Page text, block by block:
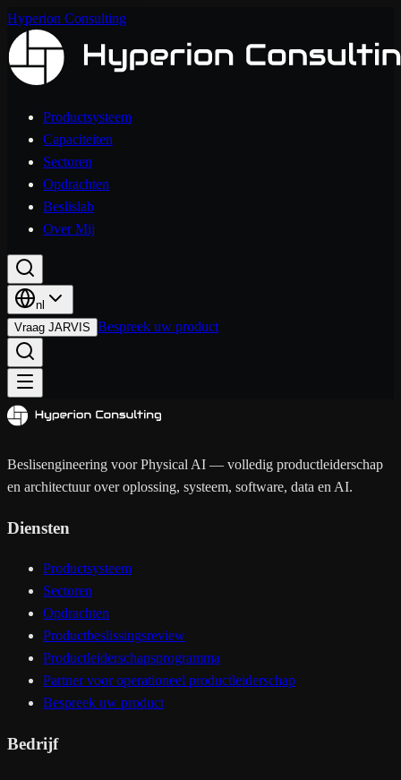
Hyperion Consulting
Productsysteem
Capaciteiten
Sectoren
Opdrachten
Beslislab
Over Mij
nl
Vraag JARVIS Bespreek uw product
Beslisengineering voor Physical AI — volledig productleiderschap
en architectuur over oplossing, systeem, software, data en AI.
Diensten
Productsysteem
Sectoren
Opdrachten
Productbeslissingsreview
Productleiderschapsprogramma
Partner voor operationeel productleiderschap
Bespreek uw product
Bedrijf